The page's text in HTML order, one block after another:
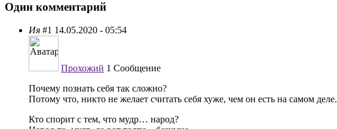
Один комментарий
Ия #1 14.05.2020 - 05:54
Прохожий 1 Сообщение
Почему познать себя так сложно?
Потому что, никто не желает считать себя хуже, чем он есть на самом деле.
Кто спорит с тем, что мудр… народ?